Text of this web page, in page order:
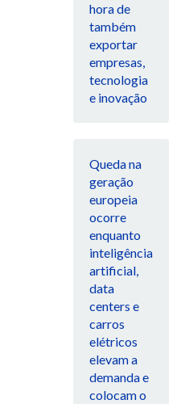
hora de
também
exportar
empresas,
tecnologia
e inovação
Queda na
geração
europeia
ocorre
enquanto
inteligência
artificial,
data
centers e
carros
elétricos
elevam a
demanda e
colocam o